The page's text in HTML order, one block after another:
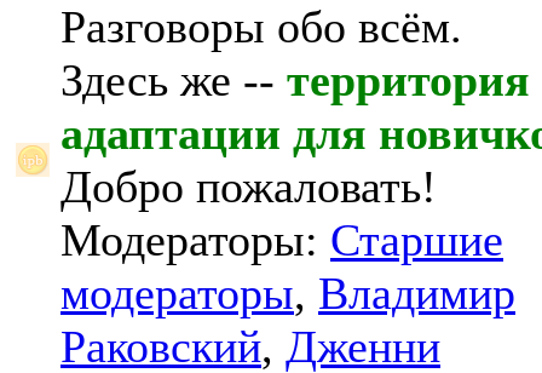
Разговоры обо всём.
Здесь же -- территория
адаптации для
Добро пожаловать!
Модераторы: Старшие
модераторы, Владимир
Раковский, Дженни